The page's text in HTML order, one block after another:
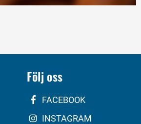
Följ oss
FACEBOOK
INSTAGRAM